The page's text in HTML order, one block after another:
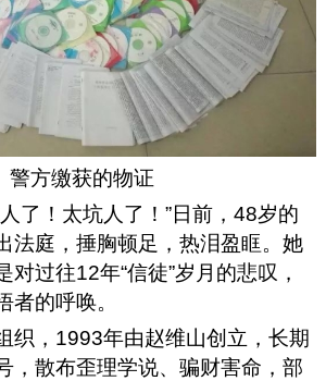
警方缴获的物证
！太坑人了！”日前，48岁的
法庭，捶胸顿足，热泪盈眶。她
对过往12年“信徒”岁月的悲叹，
者的呼唤。
，1993年由赵维山创立，长期
，散布歪理学说、骗财害命，部